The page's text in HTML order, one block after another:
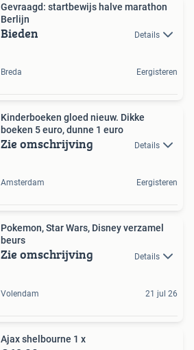
Gevraagd: startbewijs halve marathon
Berlijn
Bieden Details
Breda Eergisteren
Kinderboeken gloed nieuw. Dikke
boeken 5 euro, dunne 1 euro
Zie omschrijving Details
Amsterdam Eergisteren
Pokemon, Star Wars, Disney verzamel
beurs
Zie omschrijving Details
Volendam 21 jul 26
Ajax shelbourne 1 x